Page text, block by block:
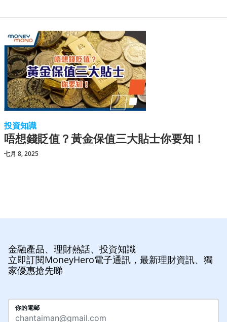
投資知識
唔想錢貶值？黃金保值三大貼士你要知！
七月 8, 2025
金融產品、理財熱話、投資知識
立即訂閱MoneyHero電子通訊，最新理財資訊、獨
家優惠搶先睇